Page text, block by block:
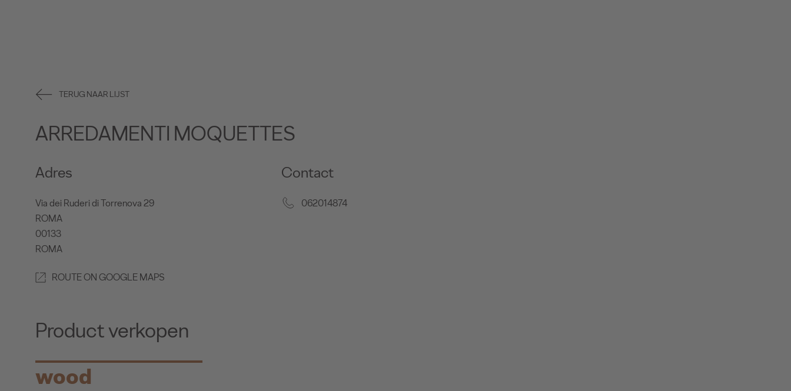
TERUG NAAR LIJST
ARREDAMENTI MOQUETTES
Adres
Via dei Ruderi di Torrenova 29
ROMA
00133
ROMA
ROUTE ON GOOGLE MAPS
Contact
062014874
Product verkopen
wood